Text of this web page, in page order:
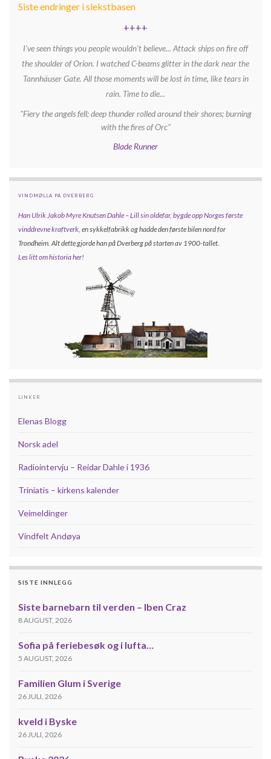
Siste endringer i slekstbasen
++++
I've seen things you people wouldn't believe... Attack ships on fire off
the shoulder of Orion. I watched C-beams glitter in the dark near the
Tannhäuser Gate. All those moments will be lost in time, like tears in
rain. Time to die...
"Fiery the angels fell; deep thunder rolled around their shores; burning
with the fires of Orc"
Blade Runner
VINDMØLLA PÅ DVERBERG
Han Ulrik Jakob Myre Knutsen Dahle – Lill sin oldefar, bygde oppNorges første
vinddrevne kraftverk, en sykkelfabrikk og hadde den første bilen nord for
Trondheim. Alt dette gjorde han på Dverberg på starten av 1900-tallet.
Les litt om historia her!
LINKER
Elenas Blogg
Norsk adel
Radiointervju – Reidar Dahle i 1936
Triniatis – kirkens kalender
Veimeldinger
Vindfelt Andøya
SISTE INNLEGG
Siste barnebarn til verden – Iben Craz
8 AUGUST, 2026
Sofia på feriebesøk og i lufta…
5 AUGUST, 2026
Familien Glum i Sverige
26 JULI, 2026
kveld i Byske
26 JULI, 2026